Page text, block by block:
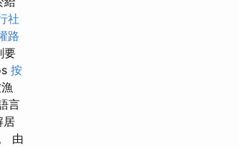
社
路
要
按
言
居
由